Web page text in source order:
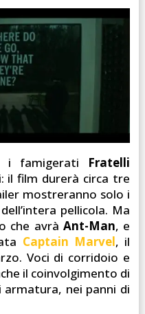
i famigerati Fratelli
il film durerà circa tre
mostreranno solo i
pellicola. Ma
che avrà Ant-Man, e
Captain Marvel, il
Voci di corridoio e
il coinvolgimento di
nei panni di